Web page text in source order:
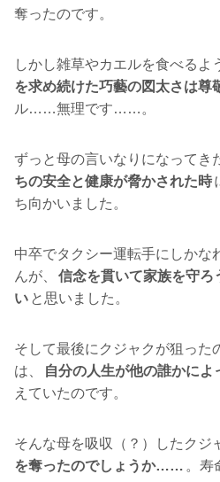
奪ったのです。
しかし雑草やカエルを食べるよ
を求め続けた巧藝の図太さは尊
ル……無理です……。
ずっと母の言いなりになってき
ちの安全と健康が脅かされた時
ち向かいました。
中卒でタクシー運転手にしかな
んが、
信念を貫いて家族を守ろ
い と思いました。
そして最後にクジャクが狙った
は、
自分の人生が他の誰かによ
えていたのです。
そんな母を吸収（？）したクジ
を奪ったのでしょうか…… 。寿